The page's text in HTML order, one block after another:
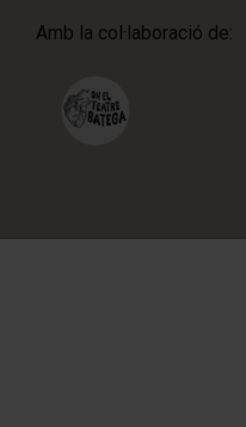
Amb la col·laboració de: